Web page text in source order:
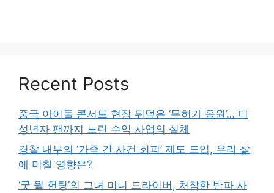
Recent Posts
중국 아이돌 콘서트 현장 뒤덮은 ‘무허가 응원’… 미
성년자 팬까지 노린 수익 사업의 실체
경찰 내부의 ‘가족 간 사건 회피’ 제도 도입, 우리 삶
에 미칠 영향은?
‘굿 윌 헌팅’의 그녀 미니 드라이버, 처참한 반파 사